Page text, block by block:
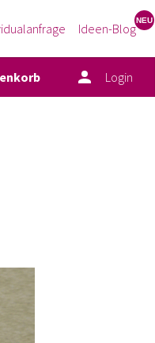
Ideen-Blog
Login